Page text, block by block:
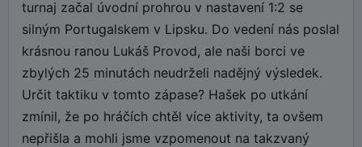
turnaj začal úvodní prohrou v nastavení 1:2 se
silným Portugalskem v Lipsku. Do vedení nás poslal
krásnou ranou Lukáš Provod, ale naši borci ve
zbylých 25 minutách neudrželi nadějný výsledek.
Určit taktiku v tomto zápase? Hašek po utkání
zmínil, že po hráčích chtěl více aktivity, ta ovšem
nepřišla a mohli jsme vzpomenout na takzvaný